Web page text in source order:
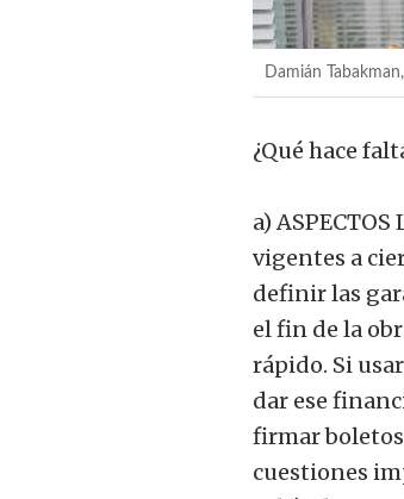
Damián
¿Qué hace
a)
vigentes a
definir las
el fin de la
rápido. Si
dar ese
firmar boletos
cuestiones